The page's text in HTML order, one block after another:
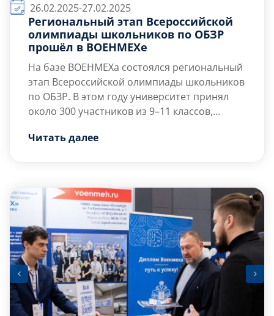
26.02.2025-27.02.2025
Региональный этап Всероссийской
олимпиады школьников по ОБЗР
прошёл в ВОЕНМЕХе
На базе ВОЕНМЕХа состоялся региональный
этап Всероссийской олимпиады школьников
по ОБЗР. В этом году университет принял
около 300 участников из 9–11 классов,
— Теоретический — три часа для решения
местности и в специализированных
помещениях с оборудованием.
Региональный этап […]
Читать далее